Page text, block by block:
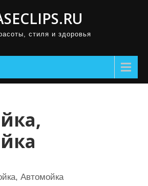
стиля и здоровья
Автомойка